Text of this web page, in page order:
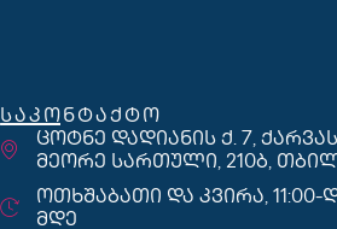
საკონტაქტო
ცოტნე დადიანის ქ. 7,
მეორე სართული, 210ბ,
ოთხშაბათი და კვირა, 11:00-
მდე